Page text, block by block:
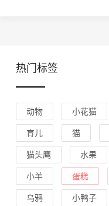
热门标签
动物 小花猫
育儿 猫
猫头鹰 水果
小羊 蛋糕
乌鸦 小鸭子